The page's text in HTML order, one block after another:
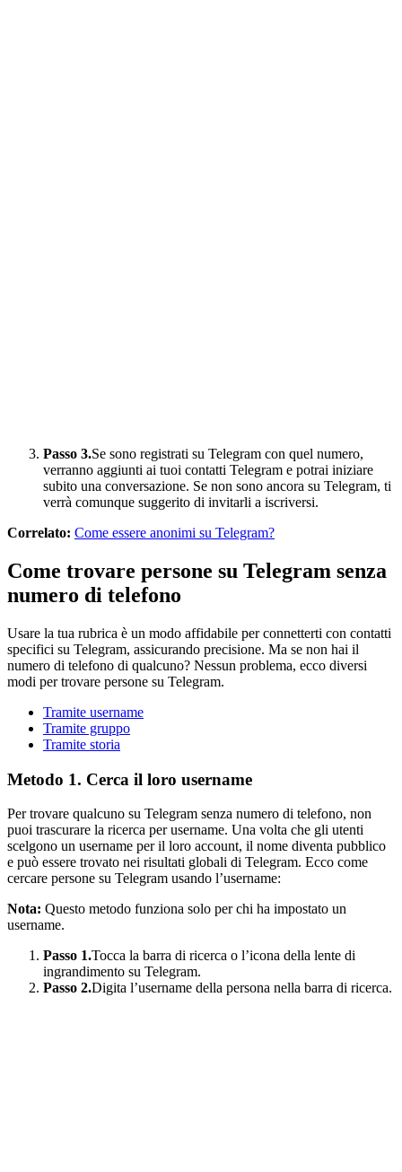
Passo 3.Se sono registrati su Telegram con quel numero,
verranno aggiunti ai tuoi contatti Telegram e potrai iniziare
subito una conversazione. Se non sono ancora su Telegram, ti
verrà comunque suggerito di invitarli a iscriversi.
Correlato: Come essere anonimi su Telegram?
Come trovare persone su Telegram senza
numero di telefono
Usare la tua rubrica è un modo affidabile per connetterti con contatti
specifici su Telegram, assicurando precisione. Ma se non hai il
numero di telefono di qualcuno? Nessun problema, ecco diversi
modi per trovare persone su Telegram.
Tramite username
Tramite gruppo
Tramite storia
Metodo 1. Cerca il loro username
Per trovare qualcuno su Telegram senza numero di telefono, non
puoi trascurare la ricerca per username. Una volta che gli utenti
scelgono un username per il loro account, il nome diventa pubblico
e può essere trovato nei risultati globali di Telegram. Ecco come
cercare persone su Telegram usando l’username:
Nota: Questo metodo funziona solo per chi ha impostato un
username.
Passo 1.Tocca la barra di ricerca o l’icona della lente di
ingrandimento su Telegram.
Passo 2.Digita l’username della persona nella barra di ricerca.